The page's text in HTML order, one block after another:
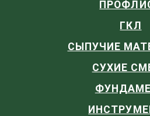
ГКЛ
СЫПУЧИЕ
СУХИЕ